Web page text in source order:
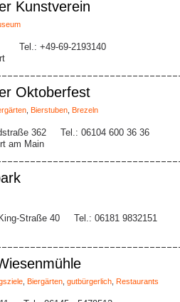
Kunstverein
Tel.: +49-69-2193140
Oktoberfest
Bierstuben Brezeln
362
am Main
Tel.: 06104 600 36 36
Straße 40
Tel.: 06181 9832151
Biergärten gutbürgerlich Restaurants